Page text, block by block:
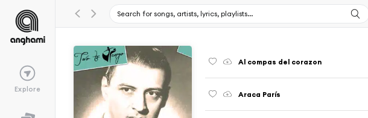
Explore
Al compas del corazon
Araca París